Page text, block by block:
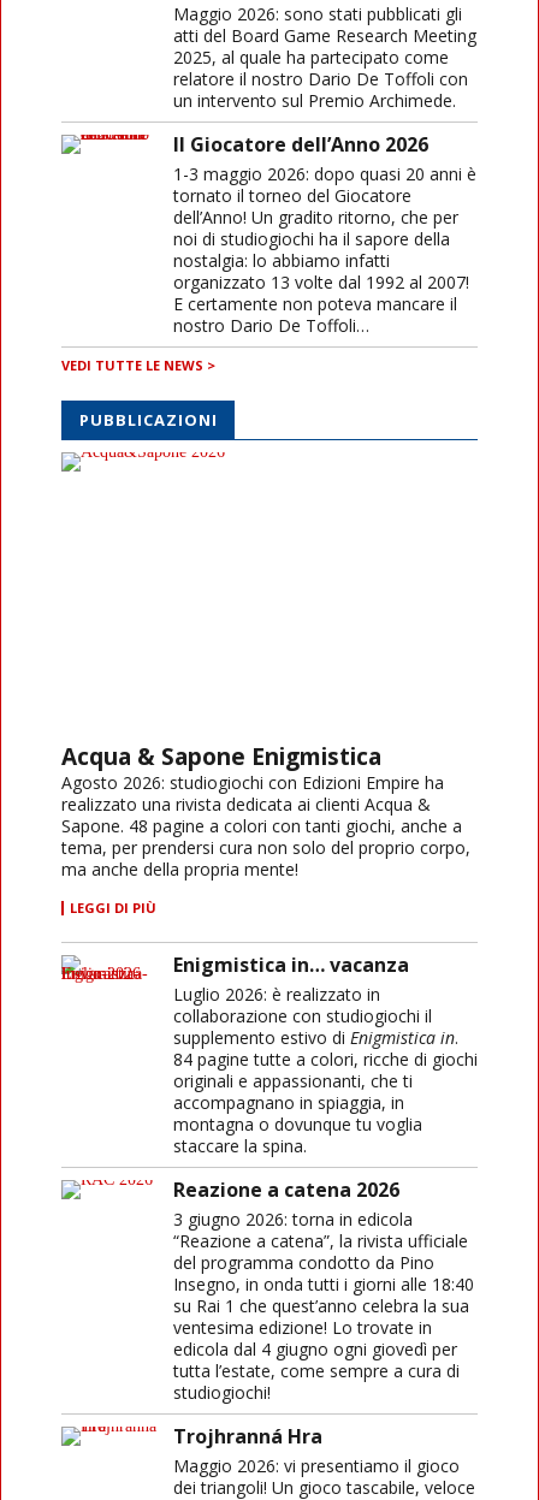
Maggio 2026: sono stati pubblicati gli
atti del Board Game Research Meeting
2025, al quale ha partecipato come
relatore il nostro Dario De Toffoli con
un intervento sul Premio Archimede.
Il Giocatore dell’Anno 2026
1-3 maggio 2026: dopo quasi 20 anni è
tornato il torneo del Giocatore
dell’Anno! Un gradito ritorno, che per
noi di studiogiochi ha il sapore della
nostalgia: lo abbiamo infatti
organizzato 13 volte dal 1992 al 2007!
E certamente non poteva mancare il
nostro Dario De Toffoli…
VEDI TUTTE LE NEWS >
PUBBLICAZIONI
Acqua & Sapone Enigmistica
Agosto 2026: studiogiochi con Edizioni Empire ha
realizzato una rivista dedicata ai clienti Acqua &
Sapone. 48 pagine a colori con tanti giochi, anche a
tema, per prendersi cura non solo del proprio corpo,
ma anche della propria mente!
LEGGI DI PIÙ
Enigmistica in… vacanza
Luglio 2026: è realizzato in
collaborazione con studiogiochi il
supplemento estivo di Enigmistica in.
84 pagine tutte a colori, ricche di giochi
originali e appassionanti, che ti
accompagnano in spiaggia, in
montagna o dovunque tu voglia
staccare la spina.
Reazione a catena 2026
3 giugno 2026: torna in edicola
“Reazione a catena”, la rivista ufficiale
del programma condotto da Pino
Insegno, in onda tutti i giorni alle 18:40
su Rai 1 che quest’anno celebra la sua
ventesima edizione! Lo trovate in
edicola dal 4 giugno ogni giovedì per
tutta l’estate, come sempre a cura di
studiogiochi!
Trojhranná Hra
Maggio 2026: vi presentiamo il gioco
dei triangoli! Un gioco tascabile, veloce